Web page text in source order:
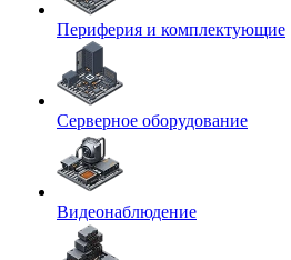
Периферия и комплектующие
Серверное оборудование
Видеонаблюдение